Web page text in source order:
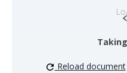
Reload document